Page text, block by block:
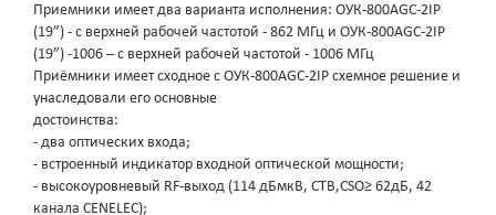
Приемники имеет два варианта исполнения: ОУК-800AGC-2IP
(19”) - с верхней рабочей частотой - 862 МГц и ОУК-800AGC-2IP
(19”) -1006 – с верхней рабочей частотой - 1006 МГц
Приёмники имеет сходное с ОУК-800AGC-2IP схемное решение и
унаследовали его основные
достоинства:
- два оптических входа;
- встроенный индикатор входной оптической мощности;
- высокоуровневый RF-выход (114 дБмкВ, CTB,CSO≥ 62дБ, 42
канала CENELEC);